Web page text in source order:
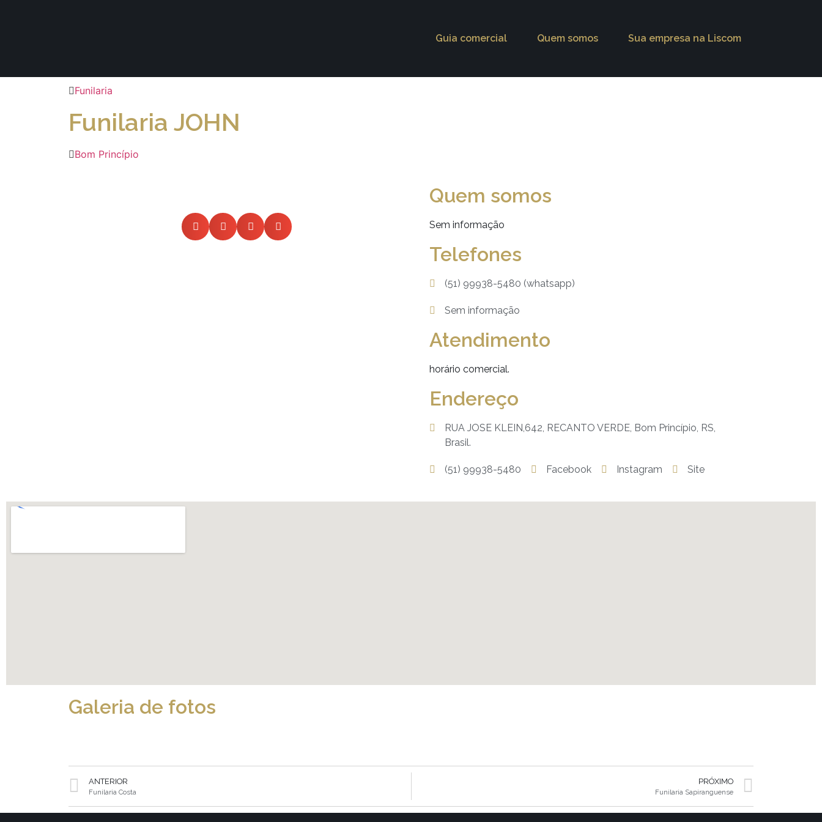
Guia comercial Quem somos Sua empresa na Liscom
Funilaria
Funilaria JOHN
Bom Princípio
Quem somos
Sem informação
Telefones
(51) 99938-5480 (whatsapp)
Sem informação
Atendimento
horário comercial.
Endereço
RUA JOSE KLEIN,642, RECANTO VERDE, Bom Princípio, RS,
Brasil.
(51) 99938-5480 Facebook Instagram Site
Galeria de fotos
ANTERIOR
Funilaria Costa
PRÓXIMO
Funilaria Sapiranguense